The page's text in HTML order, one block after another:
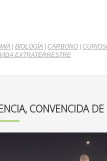
BIOLOGÍA CARBONO
VIDA EXTRATERRESTRE
CONVENCIDA